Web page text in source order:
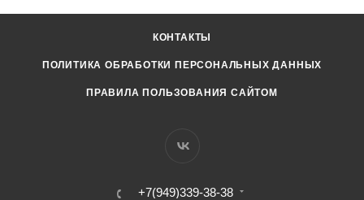
КОНТАКТЫ
ПОЛИТИКА ОБРАБОТКИ ПЕРСОНАЛЬНЫХ ДАННЫХ
ПРАВИЛА ПОЛЬЗОВАНИЯ САЙТОМ
+7(949)339-38-38